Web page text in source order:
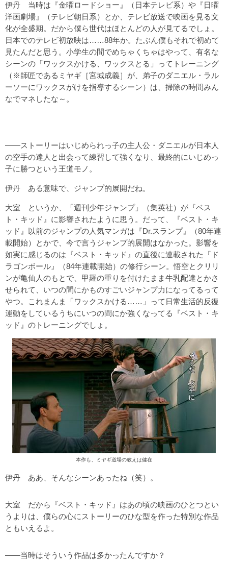
伊丹 当時は『金曜ロードショー』（日本テレビ系）や『日曜
洋画劇場』（テレビ朝日系）とか、テレビ放送で映画を見る文
化が全盛期。だから僕ら世代はほとんどの人が見てるでしょ。
日本でのテレビ初放映は……88年か。たぶん僕もそれで初めて
見たんだと思う。小学生の間でめちゃくちゃはやって、有名な
シーンの「ワックスかける、ワックスとる」ってトレーニング
（※師匠であるミヤギ［宮城成義］が、弟子のダニエル・ラル
ーソーにワックスがけを指導するシーン）は、掃除の時間みん
なでマネしたな～。
――ストーリーはいじめられっ子の主人公・ダニエルが日本人
の空手の達人と出会って練習して強くなり、最終的にいじめっ
子に勝つという王道モノ。
伊丹 ある意味で、ジャンプ的展開だね。
大室 というか、「週刊少年ジャンプ」（集英社）が『ベス
ト・キッド』に影響されたように思う。だって、『ベスト・キ
ッド』以前のジャンプの人気マンガは『Dr.スランプ』（80年連
載開始）とかで、今で言うジャンプ的展開はなかった。影響を
如実に感じるのは『ベスト・キッド』の直後に連載された『ド
ラゴンボール』（84年連載開始）の修行シーン。悟空とクリリ
ンが亀仙人のもとで、甲羅の重りを付けたまま牛乳配達とかさ
せられて、いつの間にかものすごいジャンプ力になってるって
やつ。これまんま「ワックスかける……」って日常生活的反復
運動をしているうちにいつの間にか強くなってる『ベスト・キ
ッド』のトレーニングでしょ。
本作も、ミヤギ道場の教えは健在
伊丹 ああ、そんなシーンあったね（笑）。
大室 だから『ベスト・キッド』はあの頃の映画のひとつとい
うよりは、僕らの心にストーリーのひな型を作った特別な作品
ともいえるよ。
――当時はそういう作品は多かったんですか？